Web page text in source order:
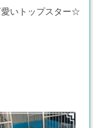
愛いトップスター☆